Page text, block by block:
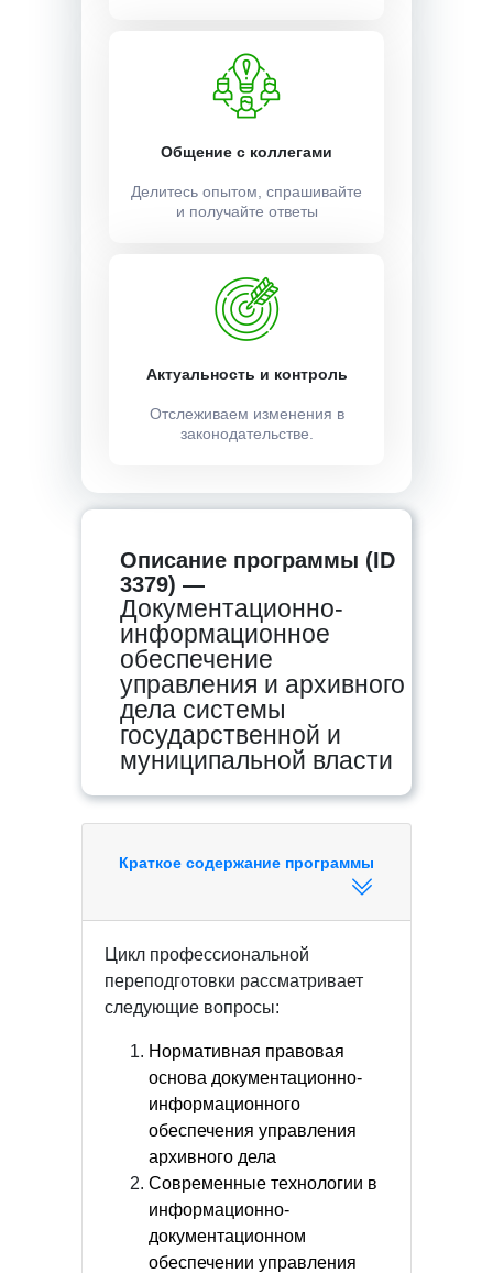
Общение с коллегами
Делитесь опытом, спрашивайте
и получайте ответы
Актуальность и контроль
Отслеживаем изменения в
законодательстве.
Описание программы (ID
3379) —
Документационно-
информационное
обеспечение
управления и архивного
дела системы
государственной и
муниципальной власти
Краткое содержание программы
Цикл профессиональной
переподготовки рассматривает
следующие вопросы:
Нормативная правовая
основа документационно-
информационного
обеспечения управления
архивного дела
Современные технологии в
информационно-
документационном
обеспечении управления